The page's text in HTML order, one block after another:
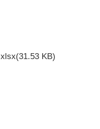
xlsx(31.53 KB)